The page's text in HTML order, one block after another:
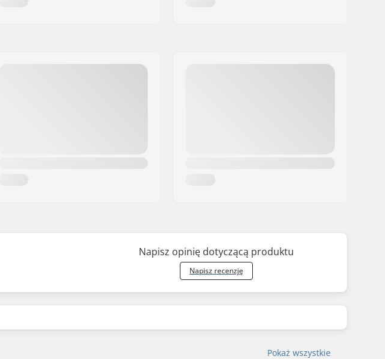
Napisz opinię dotyczącą produktu
Napisz recenzję
Pokaż wszystkie